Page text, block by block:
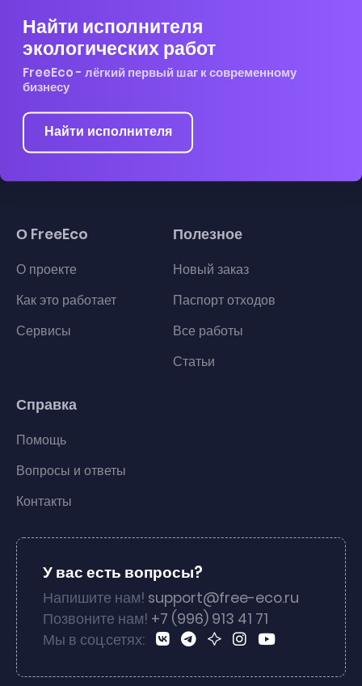
Найти исполнителя
экологических работ
FreeEco - лёгкий первый шаг к современному
бизнесу
Найти исполнителя
О FreeEco
О проекте
Как это работает
Сервисы
Полезное
Новый заказ
Паспорт отходов
Все работы
Статьи
Справка
Помощь
Вопросы и ответы
Контакты
У вас есть вопросы?
Напишите нам! support@free-eco.ru
Позвоните нам! +7 (996) 913 41 71
Мы в соц.сетях: